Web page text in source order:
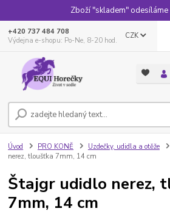
Zboží "skladem" odesíláme
CZK
+420 737 484 708
Výdejna e-shopu: Po-Ne, 8-20 hod.
Úvod PRO KONĚ Uzdečky, udidla a otěže
nerez, tloušťka 7mm, 14 cm
Štajgr udidlo nerez,
7mm, 14 cm